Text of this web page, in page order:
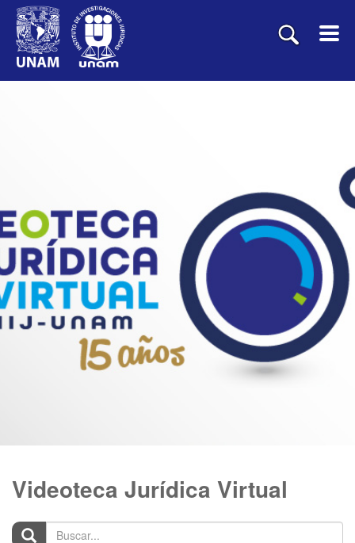
Videoteca Jurídica Virtual
Buscar...